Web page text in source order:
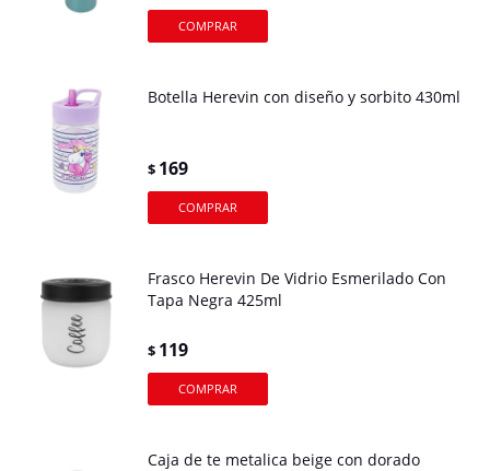
Botella Herevin con diseño y sorbito 430ml
$ 169
Frasco Herevin De Vidrio Esmerilado Con
Tapa Negra 425ml
$ 119
Caja de te metalica beige con dorado